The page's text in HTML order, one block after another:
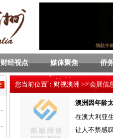
财经视点 媒体聚焦 侨
您当前位置： 财视澳洲 >>会展信
澳洲因年龄
在澳大利亚
让人不禁感